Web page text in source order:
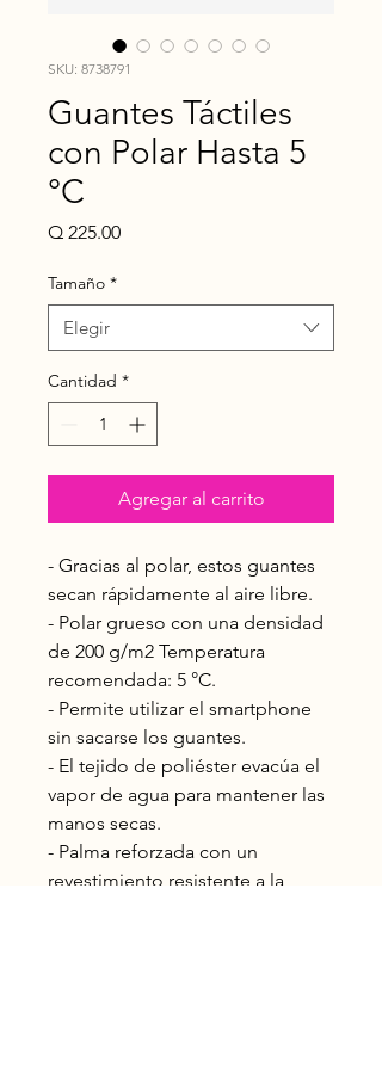
SKU: 8738791
Guantes Táctiles
con Polar Hasta 5
°C
Q 225.00Precio
Tamaño *
Elegir
Cantidad *
Agregar al carrito
- Gracias al polar, estos guantes
secan rápidamente al aire libre.
- Polar grueso con una densidad
de 200 g/m2 Temperatura
recomendada: 5 °C.
- Permite utilizar el smartphone
sin sacarse los guantes.
- El tejido de poliéster evacúa el
vapor de agua para mantener las
manos secas.
- Palma reforzada con un
revestimiento resistente a la